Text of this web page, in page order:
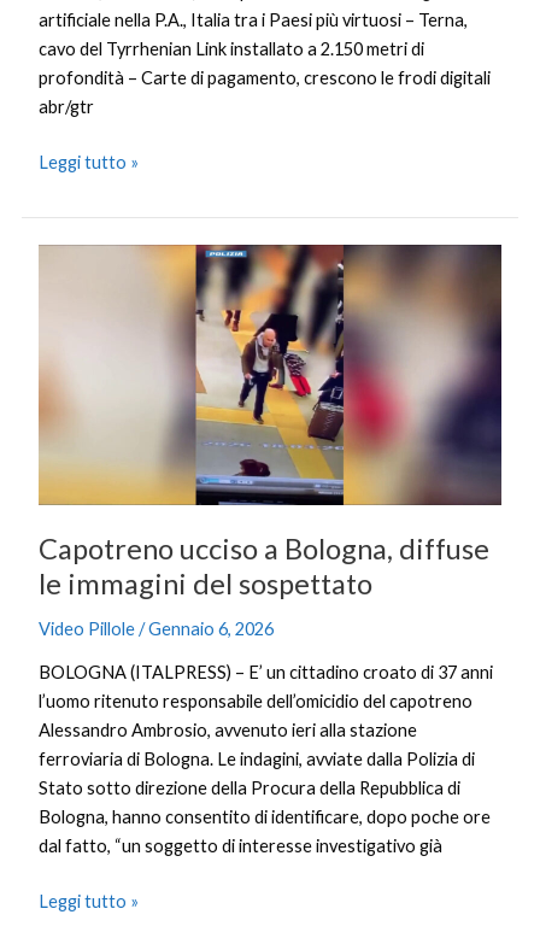
artificiale nella P.A., Italia tra i Paesi più virtuosi – Terna,
cavo del Tyrrhenian Link installato a 2.150 metri di
profondità – Carte di pagamento, crescono le frodi digitali
abr/gtr
Leggi tutto »
Capotreno ucciso a Bologna, diffuse
le immagini del sospettato
Video Pillole/Gennaio 6, 2026
BOLOGNA (ITALPRESS) – E’ un cittadino croato di 37 anni
l’uomo ritenuto responsabile dell’omicidio del capotreno
Alessandro Ambrosio, avvenuto ieri alla stazione
ferroviaria di Bologna. Le indagini, avviate dalla Polizia di
Stato sotto direzione della Procura della Repubblica di
Bologna, hanno consentito di identificare, dopo poche ore
dal fatto, “un soggetto di interesse investigativo già
sospettato
Leggi tutto »